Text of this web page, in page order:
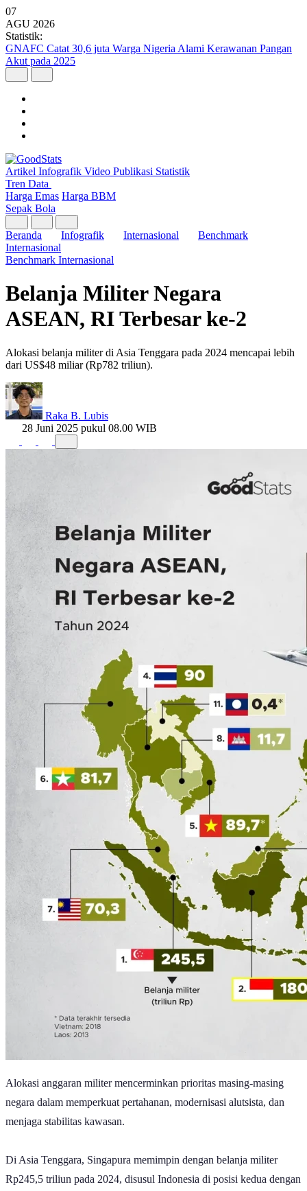
07
AGU 2026
Statistik:
GNAFC Catat 30,6 juta Warga Nigeria Alami Kerawanan Pangan
Akut pada 2025
Artikel Infografik Video Publikasi Statistik
Tren Data
Harga Emas Harga BBM
Sepak Bola
Beranda Infografik Internasional
Benchmark
Internasional
Benchmark Internasional
Belanja Militer Negara
ASEAN, RI Terbesar ke-2
Alokasi belanja militer di Asia Tenggara pada 2024 mencapai lebih
dari US$48 miliar (Rp782 triliun).
Raka B. Lubis
28 Juni 2025 pukul 08.00 WIB
Alokasi anggaran militer mencerminkan prioritas masing-masing
negara dalam memperkuat pertahanan, modernisasi alutsista, dan
menjaga stabilitas kawasan.
Di Asia Tenggara, Singapura memimpin dengan belanja militer
Rp245,5 triliun pada 2024, disusul Indonesia di posisi kedua dengan